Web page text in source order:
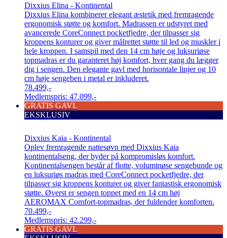
Dixxius Elina - Kontinental
Dixxius Elina kombinerer elegant æstetik med fremragende
ergonomisk støtte og komfort. Madrassen er udstyret med
avancerede CoreConnect pocketfjedre, der tilpasser sig
kroppens konturer og giver målrettet støtte til led og muskler i
hele kroppen. I samspil med den 14 cm høje og luksuriøse
topmadras er du garanteret høj komfort, hver gang du lægger
dig i sengen. Den elegante gavl med horisontale linjer og 10
cm høje sengeben i metal er inkluderet.
78.499,-
Medlemspris: 47.099,-
GRATIS GAVL
EKSKLUSIV
Dixxius Kaia - Kontinental
Oplev fremragende nattesøvn med Dixxius Kaia
kontinentalseng, der byder på kompromisløs komfort.
Kontinentalsengen består af flotte, voluminøse sengebunde og
en luksuriøs madras med CoreConnect pocketfjedre, der
tilpasser sig kroppens konturer og giver fantastisk ergonomisk
støtte. Øverst er sengen toppet med en 14 cm høj
AEROMAX Comfort-topmadras, der fuldender komforten.
70.499,-
Medlemspris: 42.299,-
GRATIS GAVL